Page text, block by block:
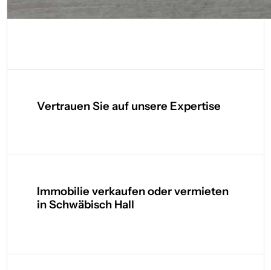
Vertrauen Sie auf unsere Expertise
Immobilie verkaufen oder vermieten
in Schwäbisch Hall